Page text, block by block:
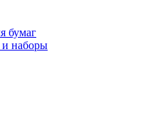
бумаг
и наборы